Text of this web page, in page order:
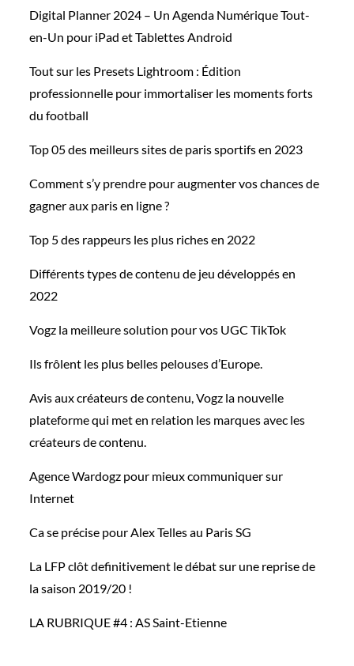
Digital Planner 2024 – Un Agenda Numérique Tout-
en-Un pour iPad et Tablettes Android
Tout sur les Presets Lightroom : Édition
professionnelle pour immortaliser les moments forts
du football
Top 05 des meilleurs sites de paris sportifs en 2023
Comment s’y prendre pour augmenter vos chances de
gagner aux paris en ligne ?
Top 5 des rappeurs les plus riches en 2022
Différents types de contenu de jeu développés en
2022
Vogz la meilleure solution pour vos UGC TikTok
Ils frôlent les plus belles pelouses d’Europe.
Avis aux créateurs de contenu, Vogz la nouvelle
plateforme qui met en relation les marques avec les
créateurs de contenu.
Agence Wardogz pour mieux communiquer sur
Internet
Ca se précise pour Alex Telles au Paris SG
La LFP clôt definitivement le débat sur une reprise de
la saison 2019/20 !
LA RUBRIQUE #4 : AS Saint-Etienne